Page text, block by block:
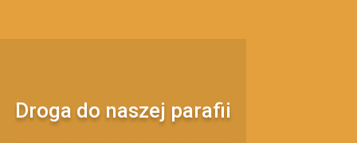
Droga do naszej parafii